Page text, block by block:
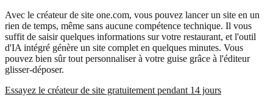
Avec le créateur de site one.com, vous pouvez lancer un site en un
rien de temps, même sans aucune compétence technique. Il vous
suffit de saisir quelques informations sur votre restaurant, et l'outil
d'IA intégré génère un site complet en quelques minutes. Vous
pouvez bien sûr tout personnaliser à votre guise grâce à l'éditeur
glisser-déposer.
Essayez le créateur de site gratuitement pendant 14 jours